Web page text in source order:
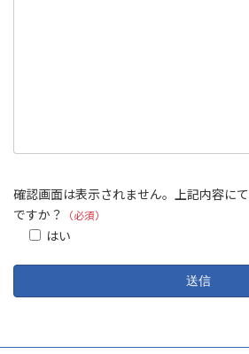
確認画面は表示されません。上記内容に
ですか？
（必須）
はい